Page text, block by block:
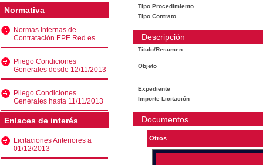
Normativa
Normas Internas de
Contratación EPE Red.es
Pliego Condiciones
Generales desde 12/11/2013
Pliego Condiciones
Generales hasta 11/11/2013
Enlaces de interés
Licitaciones Anteriores a
01/12/2013
Tipo Procedimiento
Tipo Contrato
Descripción
Título/Resumen
Objeto
Expediente
Importe Licitación
Documentos
Otros